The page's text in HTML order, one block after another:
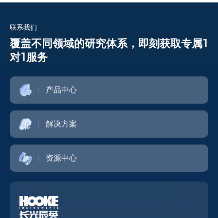
联系我们
覆盖不同领域的研究体系，即刻获取专属1
对1服务
产品中心
解决方案
资源中心